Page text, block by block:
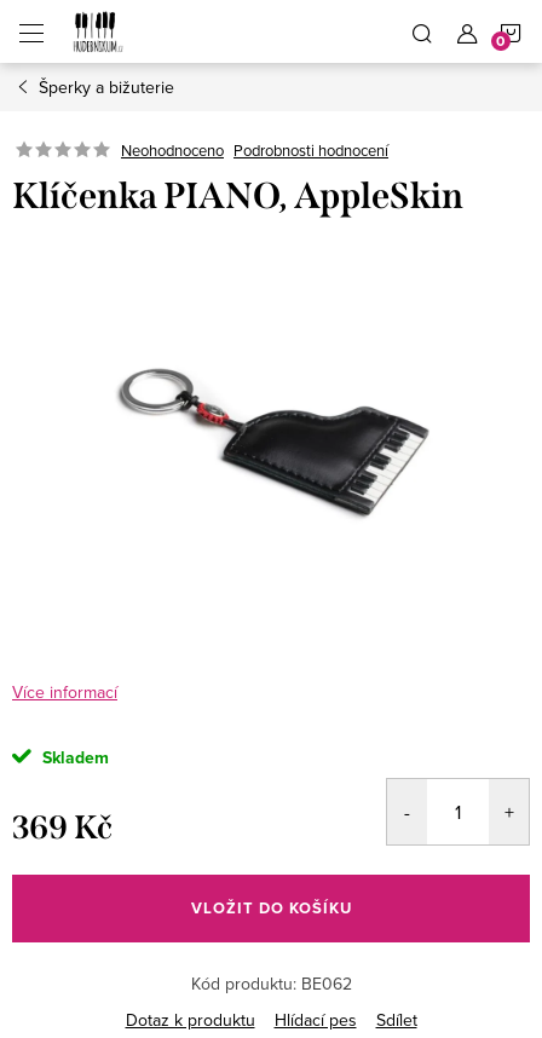
obsah
Šperky a bižuterie
Neohodnoceno Podrobnosti hodnocení
Klíčenka PIANO, AppleSkin
Více informací
Skladem
369 Kč
cena:
VLOŽIT DO KOŠÍKU
Kód produktu: BE062
Dotaz k produktu
Hlídací pes Sdílet